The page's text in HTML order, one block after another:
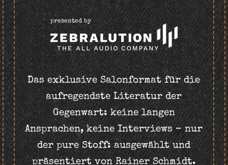
presented by
Das exklusive Salonformat für die
aufregendste Literatur der
Gegenwart: keine langen
Ansprachen, keine Interviews – nur
der pure Stoff: ausgewählt und
präsentiert von Rainer Schmidt.